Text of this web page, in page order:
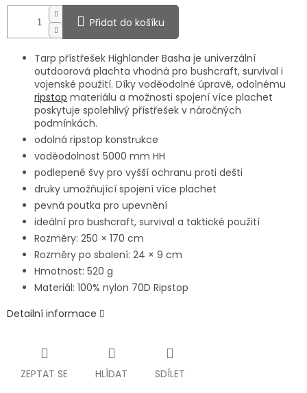
Přidat do košíku
Tarp přístřešek Highlander Basha je univerzální
outdoorová plachta vhodná pro bushcraft, survival i
vojenské použití. Díky voděodolné úpravě, odolnému
ripstop materiálu a možnosti spojení více plachet
poskytuje spolehlivý přístřešek v náročných
podmínkách.
odolná ripstop konstrukce
voděodolnost 5000 mm HH
podlepené švy pro vyšší ochranu proti dešti
druky umožňující spojení více plachet
pevná poutka pro upevnění
ideální pro bushcraft, survival a taktické použití
Rozměry: 250 × 170 cm
Rozměry po sbalení: 24 × 9 cm
Hmotnost: 520 g
Materiál: 100% nylon 70D Ripstop
Detailní informace
ZEPTAT SE HLÍDAT SDÍLET